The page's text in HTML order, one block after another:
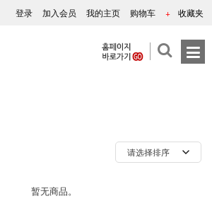
登录 加入会员 我的主页 购物车 + 收藏夹
暂无商品。